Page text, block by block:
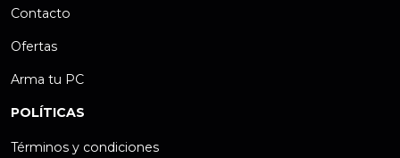
Contacto
Ofertas
Arma tu PC
POLÍTICAS
Términos y condiciones